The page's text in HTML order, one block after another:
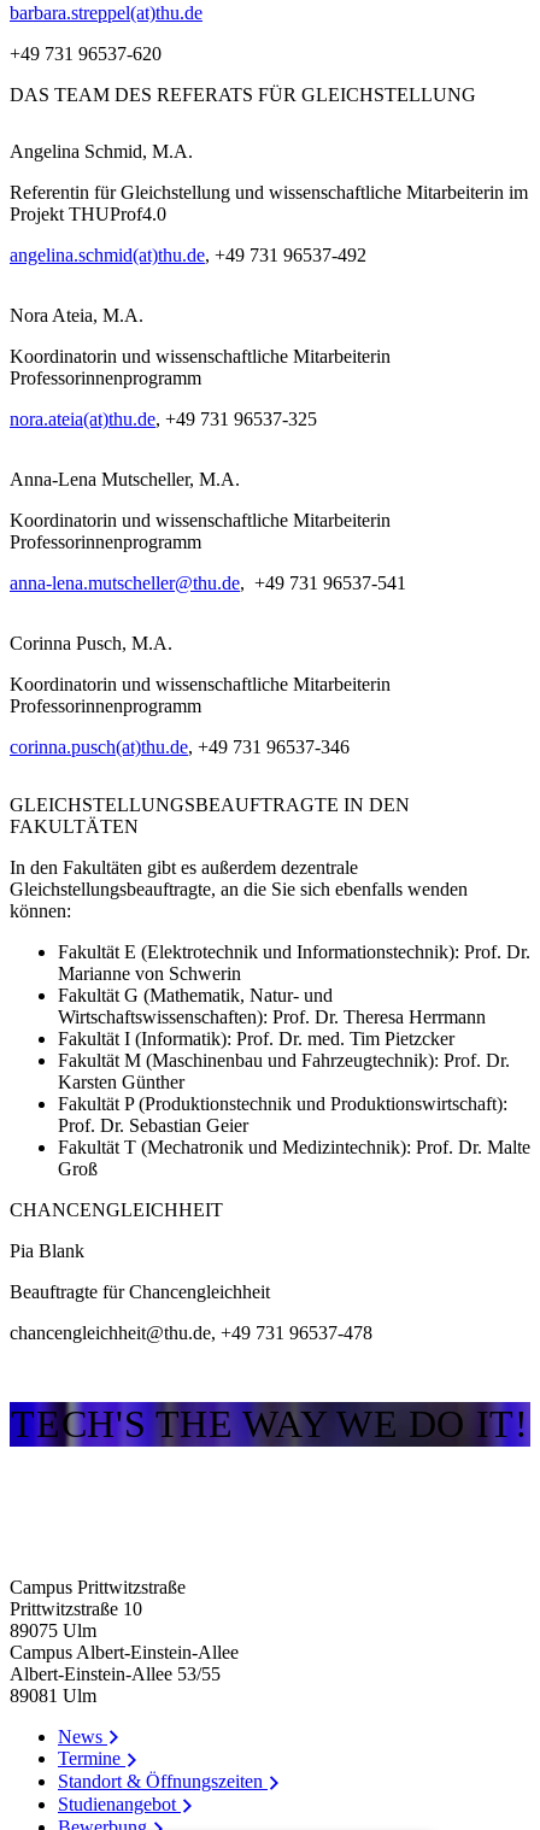
barbara.streppel(at)thu.de
+49 731 96537-620
DAS TEAM DES REFERATS FÜR GLEICHSTELLUNG
Angelina Schmid, M.A.
Referentin für Gleichstellung und wissenschaftliche Mitarbeiterin im
Projekt THUProf4.0
angelina.schmid(at)thu.de, +49 731 96537-492
Nora Ateia, M.A.
Koordinatorin und wissenschaftliche Mitarbeiterin
Professorinnenprogramm
nora.ateia(at)thu.de, +49 731 96537-325​
Anna-Lena Mutscheller, M.A.
Koordinatorin und wissenschaftliche Mitarbeiterin
Professorinnenprogramm
anna-lena.mutscheller@thu.de, +49 731 96537-541
Corinna Pusch, M.A.
Koordinatorin und wissenschaftliche Mitarbeiterin
Professorinnenprogramm
corinna.pusch(at)thu.de, +49 731 96537-346
GLEICHSTELLUNGSBEAUFTRAGTE IN DEN
FAKULTÄTEN
In den Fakultäten gibt es außerdem dezentrale
Gleichstellungsbeauftragte, an die Sie sich ebenfalls wenden
können:
Fakultät E (Elektrotechnik und Informationstechnik): Prof. Dr.
Marianne von Schwerin
Fakultät G (Mathematik, Natur- und
Wirtschaftswissenschaften): Prof. Dr. Theresa Herrmann
Fakultät I (Informatik): Prof. Dr. med. Tim Pietzcker
Fakultät M (Maschinenbau und Fahrzeugtechnik): Prof. Dr.
Karsten Günther
Fakultät P (Produktionstechnik und Produktionswirtschaft):
Prof. Dr. Sebastian Geier
Fakultät T (Mechatronik und Medizintechnik): Prof. Dr. Malte
Groß
CHANCENGLEICHHEIT
Pia Blank
Beauftragte für Chancengleichheit
chancengleichheit@thu.de, +49 731 96537-478​
TECH'S THE WAY WE DO IT!
Campus Prittwitzstraße
Prittwitzstraße 10
89075 Ulm
Campus Albert-Einstein-Allee
Albert-Einstein-Allee 53/​55
89081 Ulm
News
Termine
Standort & Öffnungszeiten
Studienangebot